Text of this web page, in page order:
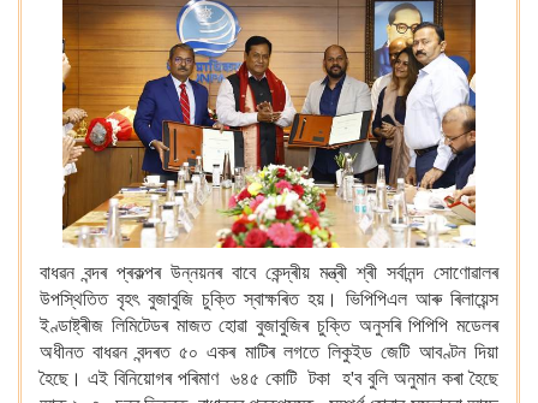
বাধৱন বন্দৰ প্ৰকল্পৰ উন্নয়নৰ বাবে কেন্দ্ৰীয় মন্ত্ৰী শ্ৰী সৰ্বানন্দ সোণোৱালৰ
উপস্থিতিত বৃহৎ বুজাবুজি চুক্তি স্বাক্ষৰিত হয়। ভিপিপিএল আৰু ৰিলায়েন্স
ইণ্ডাষ্ট্ৰীজ লিমিটেডৰ মাজত হোৱা বুজাবুজিৰ চুক্তি অনুসৰি পিপিপি মডেলৰ
অধীনত বাধৱন বন্দৰত ৫০ একৰ মাটিৰ লগতে লিকুইড জেটি আবণ্টন দিয়া
হৈছে। এই বিনিয়োগৰ পৰিমাণ ৬৪৫ কোটি টকা হ'ব বুলি অনুমান কৰা হৈছে